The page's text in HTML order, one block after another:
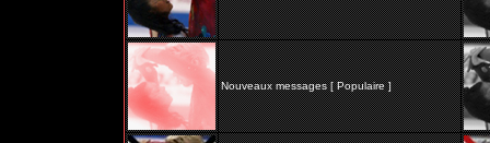
Nouveaux messages [ Populaire ]